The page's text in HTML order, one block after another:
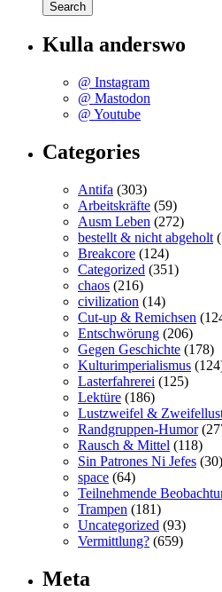
Kulla anderswo
@ Instagram
@ Mastodon
@ Youtube
Categories
Antifa (303)
Arbeitskräfte (59)
Ausm Leben (272)
bestellt & nicht abgeholt
Breakcore (124)
Categorized (351)
chaos (216)
civilization (14)
Cut-up & Remichsen
Entschwörung (206)
Gegen Geschichte (178)
Kulturimperialismus
Lasterfahrerei (125)
Lektüre (186)
Lustzweifel &
Randgruppen-Humor
Rausch & Mittel (118)
Sin Patrones Ni Jefes (30)
space (64)
Teilnehmende
Trampen (181)
Uncategorized (93)
Vermittlung? (659)
Meta